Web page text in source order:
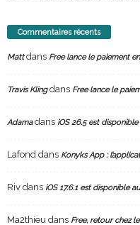
Commentaires récents
Mattdans Free lance le paiement
Travis Klingdans Free lance le
Adamadans iOS 26.5 est
Lafond dans Konyks App :
Riv dans iOS 17.6.1 est disponible
Ma2thieu dans Free, retour chez